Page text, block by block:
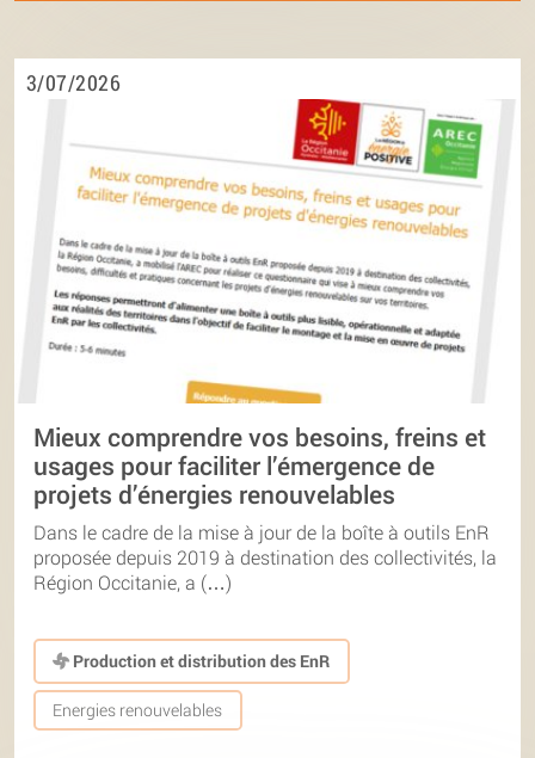
3/07/2026
Mieux comprendre vos besoins, freins et
usages pour faciliter l’émergence de
projets d’énergies renouvelables
Dans le cadre de la mise à jour de la boîte à outils EnR
proposée depuis 2019 à destination des collectivités, la
Région Occitanie, a (…)
Production et distribution des EnR
Energies renouvelables